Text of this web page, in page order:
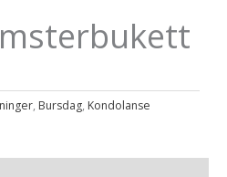
, Bursdag, Kondolanse